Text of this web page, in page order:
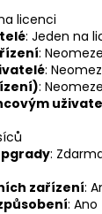
licenci
: Jeden na
:
:
:
:
zařízení:
: Ano